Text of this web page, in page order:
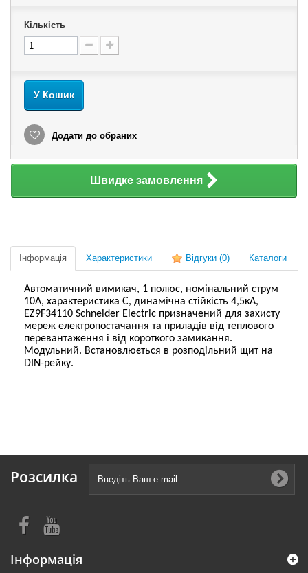
Кількість
У Кошик
Додати до обраних
Швидке замовлення
Інформація Характеристики Відгуки (0) Каталоги
Автоматичний вимикач, 1 полюс, номінальний струм
10А, характеристика С, динамічна стійкість 4,5кА,
EZ9F34110 Schneider Electric призначений для захисту
мереж електропостачання та приладів від теплового
перевантаження і від короткого замикання.
Модульний. Встановлюється в розподільний щит на
DIN-рейку.
Розсилка
Інформація